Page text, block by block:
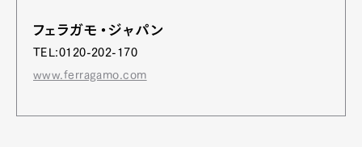
フェラガモ・ジャパン
TEL:0120-202-170
www.ferragamo.com